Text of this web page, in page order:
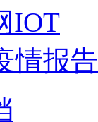
IOT
情报告